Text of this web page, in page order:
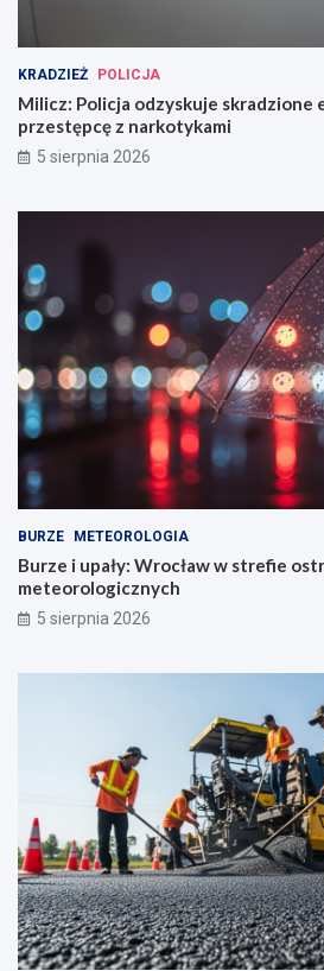
KRADZIEŻ POLICJA
Milicz: Policja odzyskuje skradzione
przestępcę z narkotykami
5 sierpnia 2026
BURZE METEOROLOGIA
Burze i upały: Wrocław w strefie
meteorologicznych
5 sierpnia 2026